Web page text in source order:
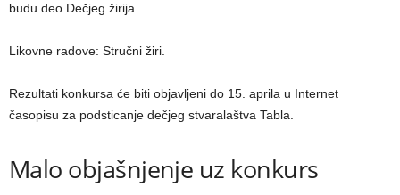
budu deo Dečjeg žirija.
Likovne radove: Stručni žiri.
Rezultati konkursa će biti objavlјeni do 15. aprila u Internet
časopisu za podsticanje dečjeg stvaralaštva Tabla.
Malo objašnjenje uz konkurs